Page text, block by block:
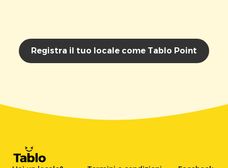
Registra il tuo locale come Tablo Point